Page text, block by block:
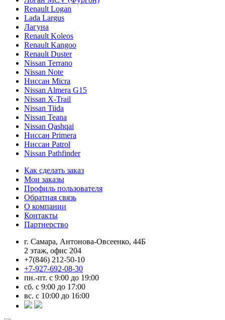
Renault Logan
Lada Largus
Лагуна
Renault Koleos
Renault Kangoo
Renault Duster
Nissan Terrano
Nissan Note
Ниссан Micra
Nissan Almera G15
Nissan X-Trail
Nissan Tiida
Nissan Teana
Nissan Qashqai
Ниссан Primera
Ниссан Patrol
Nissan Pathfinder
Как сделать заказ
Мои заказы
Профиль пользователя
Обратная связь
О компании
Контакты
Партнерство
г. Самара, Антонова-Овсеенко, 44Б
2 этаж, офис 204
+7(846) 212-50-10
+7-927-692-08-30
пн.-пт. с 9:00 до 19:00
сб. с 9:00 до 17:00
вс. с 10:00 до 16:00